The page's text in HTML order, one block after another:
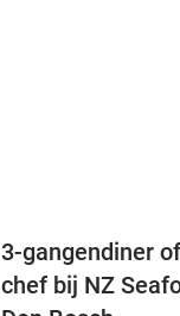
3-gangendiner
chef bij NZ